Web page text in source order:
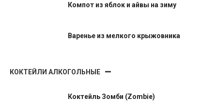
Компот из яблок и айвы на зиму
Варенье из мелкого крыжовника
КОКТЕЙЛИ АЛКОГОЛЬНЫЕ
Коктейль Зомби (Zombie)